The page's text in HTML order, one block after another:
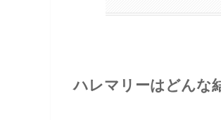
ハレマリーはどんな